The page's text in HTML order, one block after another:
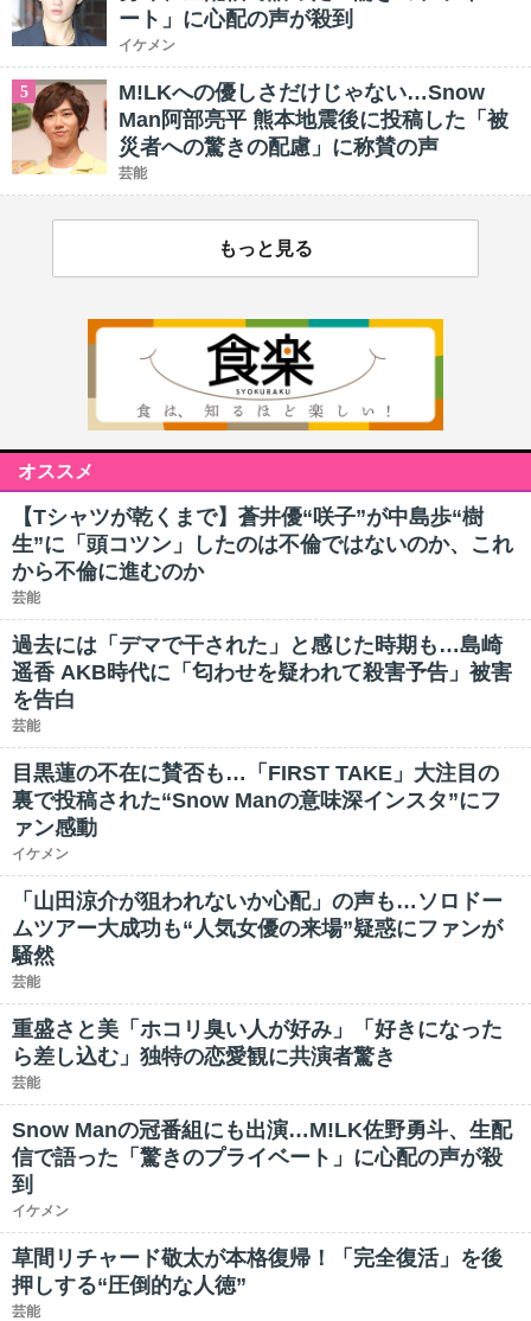
ート」に心配の声が殺到
イケメン
5
M!LKへの優しさだけじゃない…Snow
Man阿部亮平 熊本地震後に投稿した「被
災者への驚きの配慮」に称賛の声
芸能
もっと見る
オススメ
【Tシャツが乾くまで】蒼井優“咲子”が中島歩“樹
生”に「頭コツン」したのは不倫ではないのか、これ
から不倫に進むのか
芸能
過去には「デマで干された」と感じた時期も…島崎
遥香 AKB時代に「匂わせを疑われて殺害予告」被害
を告白
芸能
目黒蓮の不在に賛否も…「FIRST TAKE」大注目の
裏で投稿された“Snow Manの意味深インスタ”にフ
ァン感動
イケメン
「山田涼介が狙われないか心配」の声も…ソロドー
ムツアー大成功も“人気女優の来場”疑惑にファンが
騒然
芸能
重盛さと美「ホコリ臭い人が好み」「好きになった
ら差し込む」独特の恋愛観に共演者驚き
芸能
Snow Manの冠番組にも出演…M!LK佐野勇斗、生配
信で語った「驚きのプライベート」に心配の声が殺
到
イケメン
草間リチャード敬太が本格復帰！「完全復活」を後
押しする“圧倒的な人徳”
芸能